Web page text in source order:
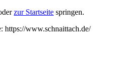
zur Startseite springen.
https://www.schnaittach.de/